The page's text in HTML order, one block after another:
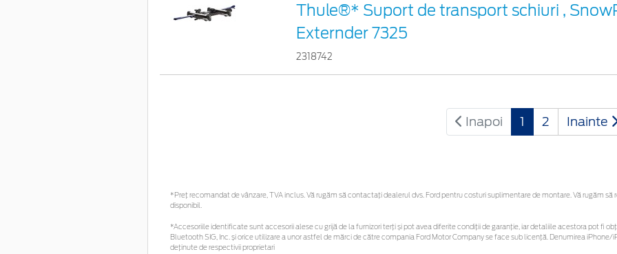
Thule®* Suport de transport schiuri ,
Externder 7325
2318742
Inapoi 1 2 Inainte
*Preţ recomandat de vânzare, TVA inclus. Vă rugăm să contactaţi dealerul dvs. Ford pentru costuri suplimentare de montare. Vă rugăm
disponibil.
*Accesoriile identificate sunt accesorii alese cu grijă de la furnizori terți și pot avea diferite condiții de garanție, iar detaliile acestora pot fi
Bluetooth SIG, Inc. și orice utilizare a unor astfel de mărci de către compania Ford Motor Company se face sub licență. Denumirea
deținute de respectivii proprietari